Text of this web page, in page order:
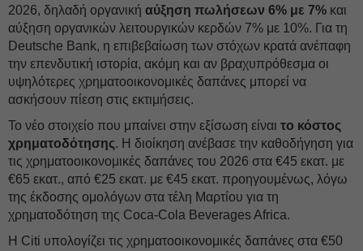
2026, δηλαδή οργανική αύξηση πωλήσεων 6% με 7% και
αύξηση οργανικών λειτουργικών κερδών 7% με 10%. Για τη
Deutsche Bank, η επιβεβαίωση των στόχων κρατά ανέπαφη
την επενδυτική ιστορία, ακόμη και αν βραχυπρόθεσμα οι
υψηλότερες χρηματοοικονομικές δαπάνες μπορεί να
ασκήσουν πίεση στις εκτιμήσεις.
Το νέο στοιχείο που μπαίνει στην εξίσωση είναι το κόστος
χρηματοδότησης. Η διοίκηση ανέβασε την καθοδήγηση για
τις χρηματοοικονομικές δαπάνες του 2026 στα €45 εκατ. με
€65 εκατ., από €25 εκατ. με €45 εκατ. προηγουμένως, λόγω
της έκδοσης ομολόγων στα τέλη Μαρτίου για τη
χρηματοδότηση της Coca-Cola Beverages Africa.
Η Citi υπολογίζει τις χρηματοοικονομικές δαπάνες στα €50